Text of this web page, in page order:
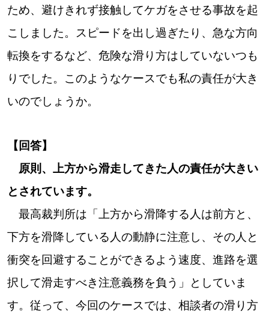
明日への”きっかけ”WEBマガジン
【いろんな価値観や生き方に触れたい】
Sitakke編集部 IKU 【まったり楽しみたい】
【暮らしの知恵を身につけたい】 札幌市
【道央のお気に入りを見つけたい】
【道北のお気に入りを見つけたい】
【道東のお気に入りを見つけたい】
ため、避けきれず接触してケガをさせる事故を起
こしました。スピードを出し過ぎたり、急な方向
転換をするなど、危険な滑り方はしていないつも
りでした。このようなケースでも私の責任が大き
いのでしょうか。
【回答】
原則、上方から滑走してきた人の責任が大きい
とされています。
最高裁判所は「上方から滑降する人は前方と、
下方を滑降している人の動静に注意し、その人と
衝突を回避することができるよう速度、進路を選
択して滑走すべき注意義務を負う」としていま
す。従って、今回のケースでは、相談者の滑り方